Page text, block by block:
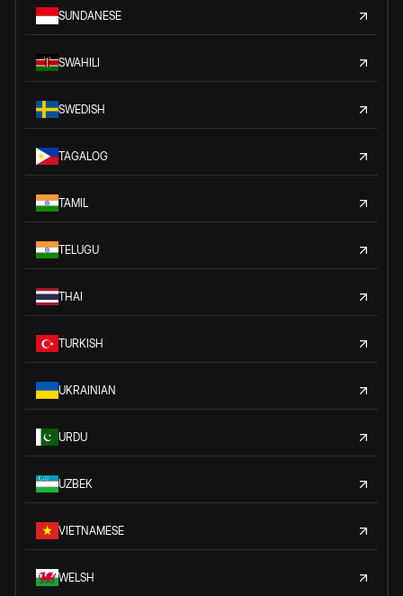
SUNDANESE
SWAHILI
SWEDISH
TAGALOG
TAMIL
TELUGU
THAI
TURKISH
UKRAINIAN
URDU
UZBEK
VIETNAMESE
WELSH